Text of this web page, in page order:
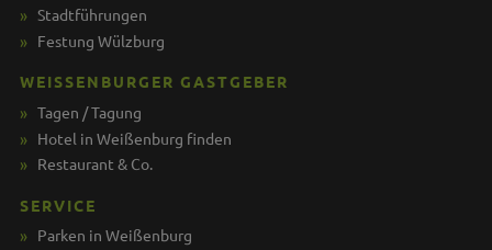
Stadtführungen
Festung Wülzburg
WEISSENBURGER GASTGEBER
Tagen / Tagung
Hotel in Weißenburg finden
Restaurant & Co.
SERVICE
Parken in Weißenburg